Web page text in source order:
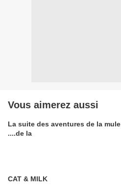
Vous aimerez aussi
La suite des aventures de la mule
....de la
CAT & MILK